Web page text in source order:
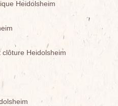
Heidolsheim
Heidolsheim